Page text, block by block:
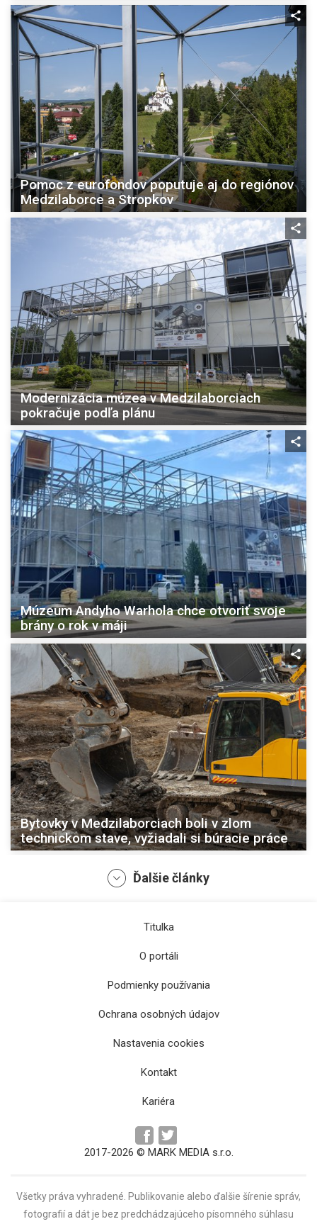
Pomoc z eurofondov poputuje aj do regiónov
Medzilaborce a Stropkov
Modernizácia múzea v Medzilaborciach
pokračuje podľa plánu
Múzeum Andyho Warhola chce otvoriť svoje
brány o rok v máji
Bytovky v Medzilaborciach boli v zlom
technickom stave, vyžiadali si búracie práce
Rekonštrukcia múzea Andyho Warhola v
Medzilaborciach napreduje
Ďalšie články
Titulka
O portáli
Podmienky používania
Ochrana osobných údajov
Nastavenia cookies
Kontakt
Kariéra
2017-2026 © MARK MEDIA s.r.o.
Všetky práva vyhradené. Publikovanie alebo ďalšie šírenie správ,
fotografií a dát je bez predchádzajúceho písomného súhlasu